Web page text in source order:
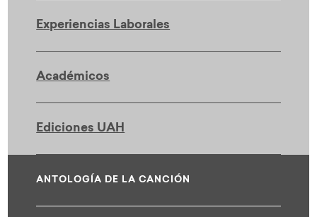
Experiencias Laborales
Académicos
Ediciones UAH
ANTOLOGÍA DE LA CANCIÓN